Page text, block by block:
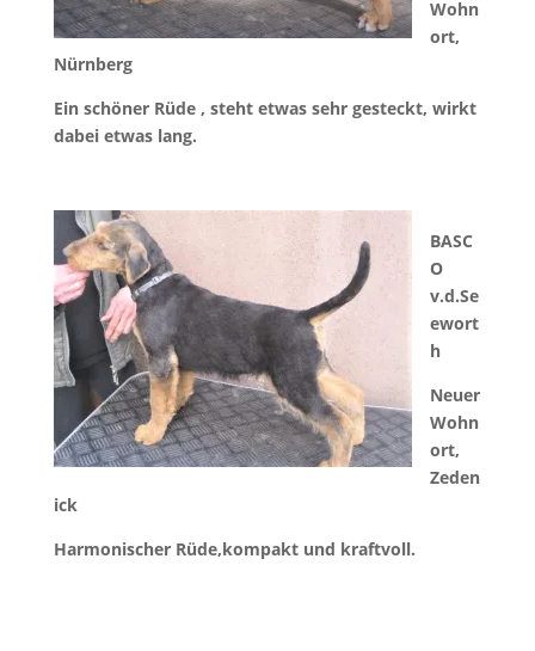
Wohn
ort,
Nürnberg
Ein schöner Rüde , steht etwas sehr gesteckt, wirkt
dabei etwas lang.
BASC
O
v.d.Se
ewort
h
Neuer
Wohn
ort,
Zeden
ick
Harmonischer Rüde,kompakt und kraftvoll.